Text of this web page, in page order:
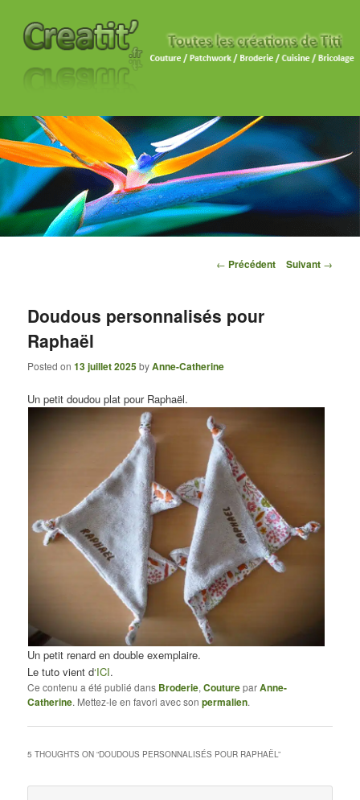
Navigation des articles
← Précédent Suivant →
Doudous personnalisés pour
Raphaël
Posted on13 juillet 2025byAnne-Catherine
Un petit doudou plat pour Raphaël.
Un petit renard en double exemplaire.
Le tuto vient d‘ICI.
Ce contenu a été publié dans Broderie,CoutureparAnne-
Catherine. Mettez-le en favori avec sonpermalien.
5 THOUGHTS ON “DOUDOUS PERSONNALISÉS POUR RAPHAËL”